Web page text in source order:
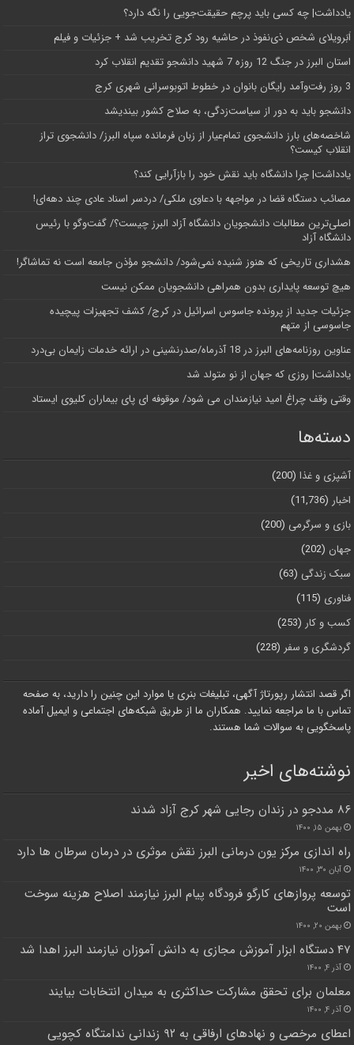
یادداشت| ‌چه کسی باید پرچم حقیقت‌جویی را نگه دارد؟
اَبَر‌ویلای شخص ذی‌نفوذ در حاشیه‌ رود کرج تخریب شد + جزئیات و فیلم
استان البرز در جنگ 12 روزه 7 شهید دانشجو تقدیم انقلاب کرد
3 روز رفت‌وآمد رایگان بانوان در خطوط اتوبوسرانی شهری کرج
دانشجو باید به دور از سیاست‌زدگی، به صلاح کشور بیندیشد
شاخصه‌های بارز دانشجوی تمام‌عیار از زبان فرمانده سپاه البرز/ دانشجوی تراز
انقلاب کیست؟
یادداشت| چرا دانشگاه باید نقش خود را بازآرایی کند؟
مصائب دستگاه قضا در مواجهه با دعاوی ملکی/ دردسر اسناد عادی چند‌ دهه‌ای!
اصلی‌ترین مطالبات دانشجویان دانشگاه آزاد البرز چیست؟/ گفت‌وگو با رئیس
دانشگاه آز‌اد
هشداری تاریخی که هنوز شنیده نمی‌شود/ دانشجو مؤذن جامعه است نه تماشاگر!
هیچ توسعه پایداری بدون همراهی دانشجویان ممکن نیست
جزئیات جدید از پرونده جاسوس اسرائیل در کرج/‌ کشف تجهیزات پیچیده
جاسوسی از متهم
عناوین روزنامه‌های البرز در ‌18 آذرماه/صدرنشینی در ارائه خدمات زایمان بی‌درد
یادداشت| روزی که جهان از نو متولد شد
وقتی وقف چراغ امید نیازمندان می شود/ موقوفه ای پای بیماران کلیوی ایستاد
دسته‌ها
آشپزی و غذا (200)
اخبار (11,736)
بازی و سرگرمی (200)
جهان (202)
سبک زندگی (63)
فناوری (115)
کسب و کار (253)
گردشگری و سفر (228)
اگر قصد انتشار رپورتاژ آگهی، تبلیغات بنری یا موارد این چنین را دارید، به صفحه
تماس با ما مراجعه نمایید. همکاران ما از طریق شبکه‌های اجتماعی و ایمیل آماده
پاسخگویی به سوالات شما هستند.
نوشته‌های اخیر
۸۶ مددجو در زندان رجایی شهر کرج آزاد شدند
بهمن ۱۵, ۱۴۰۰
راه اندازی مرکز یون درمانی البرز نقش موثری در درمان سرطان ها دارد
آبان ۳۰, ۱۴۰۰
توسعه پروازهای کارگو فرودگاه پیام البرز نیازمند اصلاح هزینه سوخت
است
بهمن ۲۰, ۱۴۰۰
۴۷ دستگاه ابزار آموزش مجازی به دانش آموزان نیازمند البرز اهدا شد
آذر ۴, ۱۴۰۰
معلمان برای تحقق مشارکت حداکثری به میدان انتخابات بیایند
آذر ۴, ۱۴۰۰
اعطای مرخصی و نهاد‌های ارفاقی به ۹۲ زندانی ندامتگاه کچویی